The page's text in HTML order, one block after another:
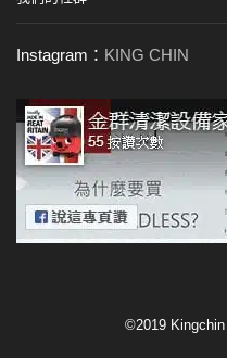
Instagram： KING CHIN
©2019